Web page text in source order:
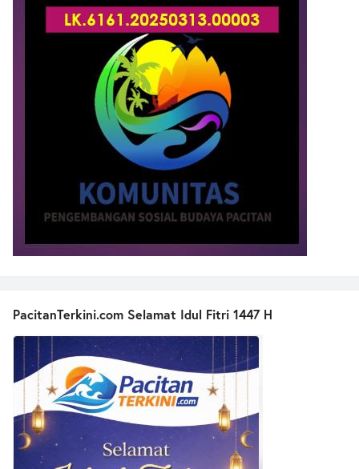
PacitanTerkini.com Selamat Idul Fitri 1447 H